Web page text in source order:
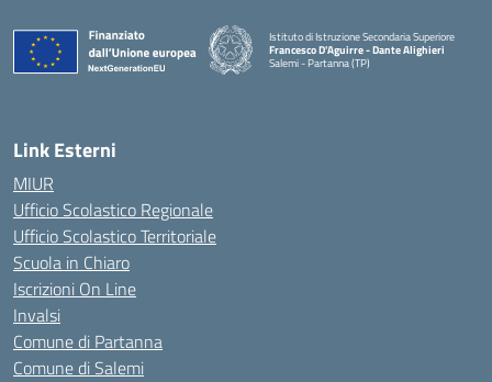
Istituto di Istruzione Secondaria Superiore
Francesco D'Aguirre - Dante Alighieri
Salemi - Partanna (TP)
Link Esterni
MIUR
Ufficio Scolastico Regionale
Ufficio Scolastico Territoriale
Scuola in Chiaro
Iscrizioni On Line
Invalsi
Comune di Partanna
Comune di Salemi